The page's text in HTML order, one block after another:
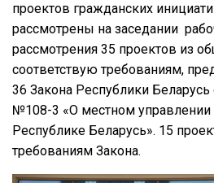
проектов гражданских
рассмотрены на заседании
рассмотрения 35 проектов из
соответствую требованиям,
36 Закона Республики Беларусь
№108-3 «О местном управлении
Республике Беларусь». 15
требованиям Закона.